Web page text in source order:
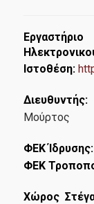
Ιστοθέση:
Διευθυντής:
Μούρτος
ΦΕΚ Ίδρυσης:
ΦΕΚ
Χώρος